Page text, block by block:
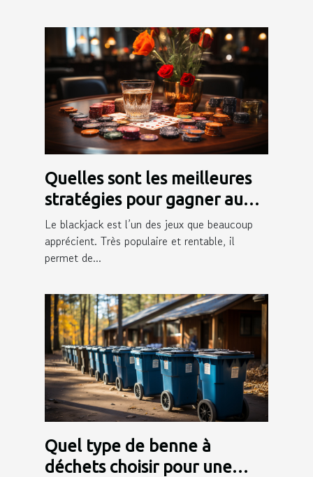
Quelles sont les meilleures
stratégies pour gagner au
blackjack ?
Le blackjack est l’un des jeux que beaucoup
apprécient. Très populaire et rentable, il
permet de...
Quel type de benne à
déchets choisir pour une